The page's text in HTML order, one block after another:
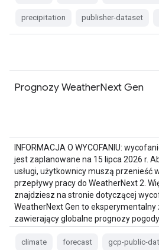
precipitation publisher-dataset
Prognozy WeatherNext Gen
INFORMACJA O WYCOFANIU:
jest zaplanowane na 15 lipca 2026 r.
usługi, użytkownicy muszą przenieść
przepływy pracy do WeatherNext 2.
znajdziesz na stronie dotyczącej
WeatherNext Gen to eksperymentalny
zawierający globalne prognozy
climate forecast gcp-public-